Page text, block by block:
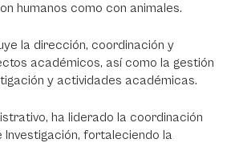
humanos como con animales.
la dirección, coordinación y
académicos, así como la gestión
y actividades académicas.
ha liderado la coordinación
Investigación, fortaleciendo la